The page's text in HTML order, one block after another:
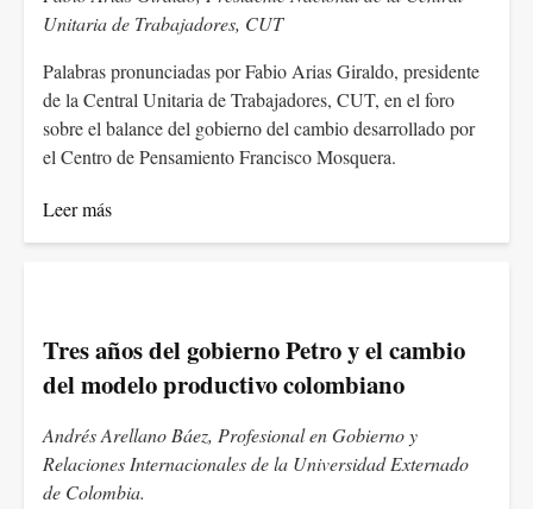
Unitaria de Trabajadores, CUT
Palabras pronunciadas por Fabio Arias Giraldo, presidente
de la Central Unitaria de Trabajadores, CUT, en el foro
sobre el balance del gobierno del cambio desarrollado por
el Centro de Pensamiento Francisco Mosquera.
Leer más
Tres años del gobierno Petro y el cambio
del modelo productivo colombiano
Andrés Arellano Báez, Profesional en Gobierno y
Relaciones Internacionales de la Universidad Externado
de Colombia.